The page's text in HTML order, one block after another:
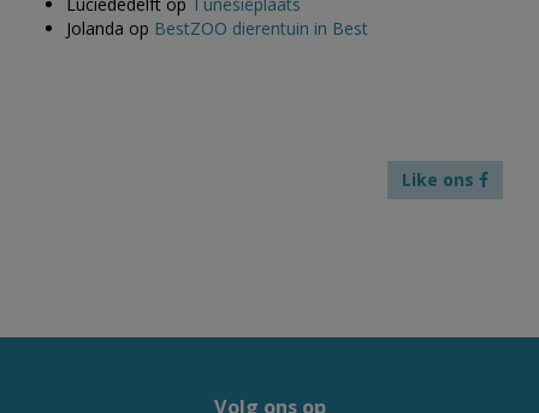
Jolanda op BestZOO dierentuin in Best
Like ons
Volg ons op